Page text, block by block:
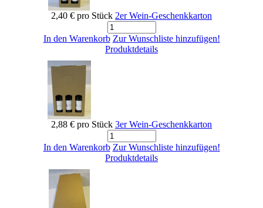
2,40 € pro Stück 2er Wein-Geschenkkarton
In den Warenkorb Zur Wunschliste hinzufügen!
Produktdetails
2,88 € pro Stück 3er Wein-Geschenkkarton
In den Warenkorb Zur Wunschliste hinzufügen!
Produktdetails